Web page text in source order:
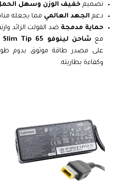
تصميم خفيف الوزن وسهل
دعم الجهد العالمي مما يجعله
حماية مدمجة ضد الفولت الزائد
مع شاحن لينوفو Slim Tip 65 واط ADLX65NLC3A
على مصدر طاقة موثوق يدوم
وكفاءة بطاريته.